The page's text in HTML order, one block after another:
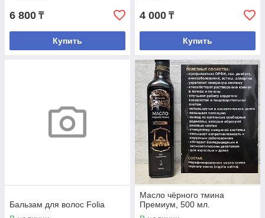
6 800 ₸
Купить
4 000 ₸
Купить
Бальзам для волос Folia
Масло чёрного тмина
Премиум, 500 мл.